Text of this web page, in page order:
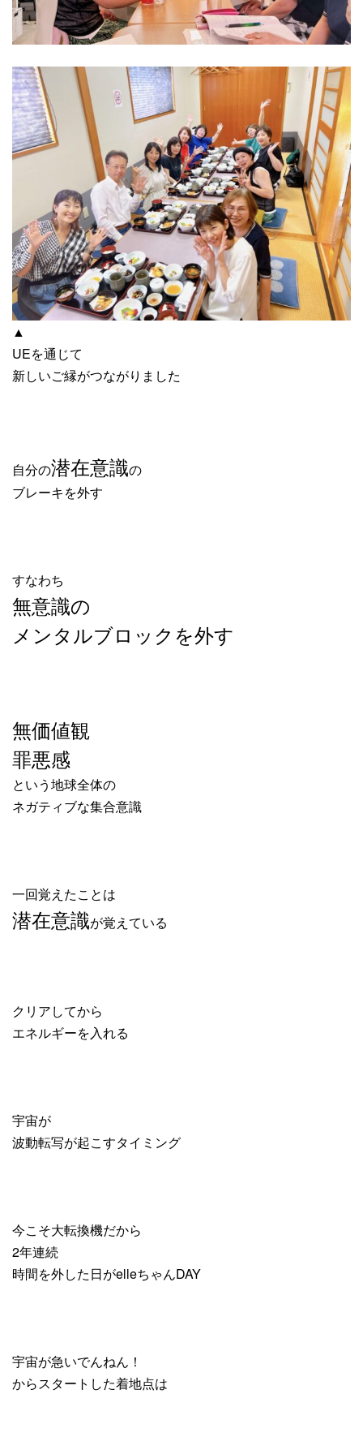
▲
UEを通じて
新しいご縁がつながりました
自分の潜在意識の
ブレーキを外す
すなわち
無意識の
メンタルブロックを外す
無価値観
罪悪感
という地球全体の
ネガティブな集合意識
一回覚えたことは
潜在意識が覚えている
クリアしてから
エネルギーを入れる
宇宙が
波動転写が起こすタイミング
今こそ大転換機だから
2年連続
時間を外した日がelleちゃんDAY
宇宙が急いでんねん！
からスタートした着地点は